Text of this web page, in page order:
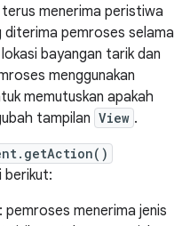
terus menerima peristiwa
pemroses selama
bayangan tarik dan
menggunakan
memutuskan apakah
tampilan View .
berikut:
: pemroses menerima jenis